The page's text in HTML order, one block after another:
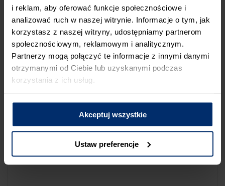
i reklam, aby oferować funkcje społecznościowe i
analizować ruch w naszej witrynie. Informacje o tym, jak
korzystasz z naszej witryny, udostępniamy partnerom
społecznościowym, reklamowym i analitycznym.
Partnerzy mogą połączyć te informacje z innymi danymi
otrzymanymi od Ciebie lub uzyskanymi podczas
korzystania z ich usług.
Akceptuj wszystkie
Ustaw preferencje
sklepów współpracujących z firmą Śnieżka lub zauważyłeś, że
dane które posiadamy są niepoprawne albo nieaktualne,
możesz zgłosić nam ten fakt przez poniższy formularz:
Powód zgłoszenia
Opis zgłoszenia